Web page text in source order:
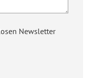
Newsletter